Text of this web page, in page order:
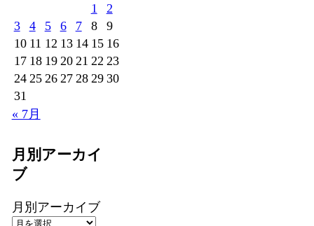
1
2
3
4 5 6 7 8
9
10 11 12 13 14 15 16
17 18 19 20 21 22 23
24 25 26 27 28 29 30
31
« 7月
月別アーカイ
ブ
月別アーカイブ